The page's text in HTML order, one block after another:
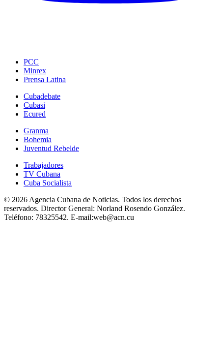
PCC
Minrex
Prensa Latina
Cubadebate
Cubasi
Ecured
Granma
Bohemia
Juventud Rebelde
Trabajadores
TV Cubana
Cuba Socialista
© 2026 Agencia Cubana de Noticias. Todos los derechos
reservados. Director General: Norland Rosendo González.
Teléfono: 78325542. E-mail:web@acn.cu